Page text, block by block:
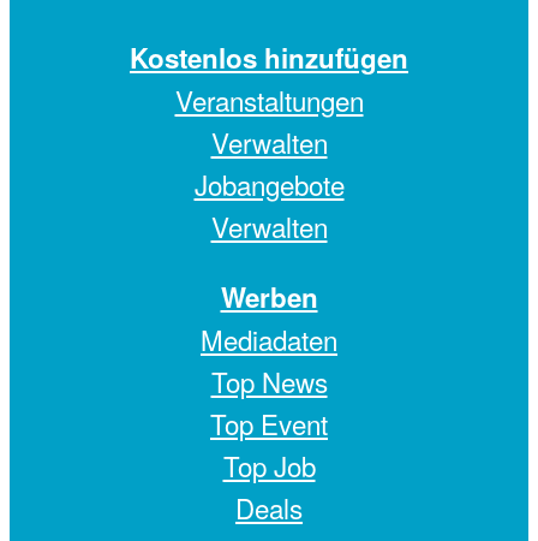
Kostenlos hinzufügen
Veranstaltungen
Verwalten
Jobangebote
Verwalten
Werben
Mediadaten
Top News
Top Event
Top Job
Deals